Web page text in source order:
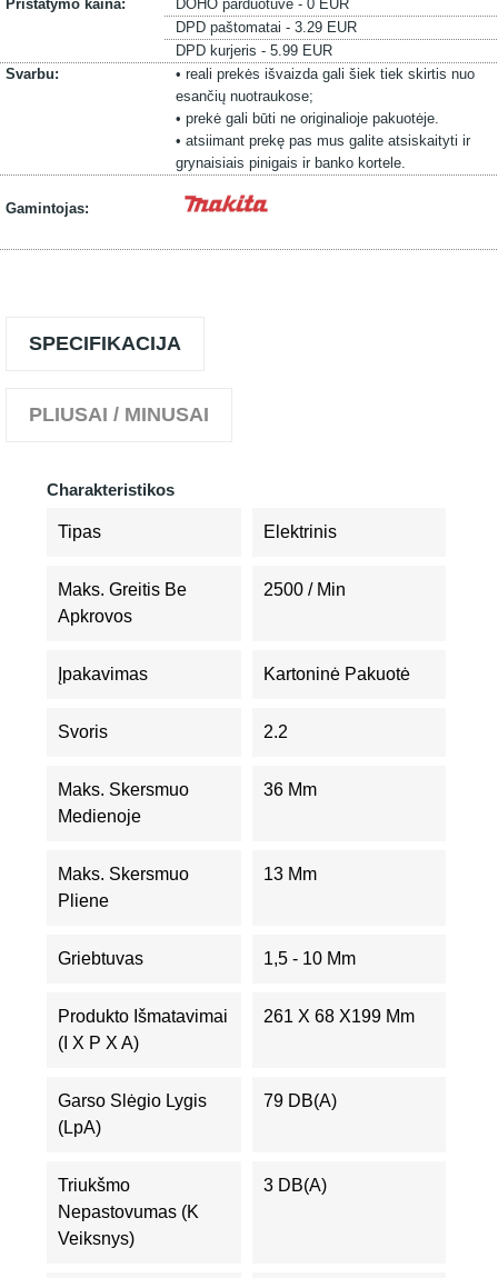
Pristatymo kaina:
DOHO parduotuvė - 0 EUR
DPD paštomatai - 3.29 EUR
DPD kurjeris - 5.99 EUR
Svarbu:
• reali prekės išvaizda gali šiek tiek skirtis nuo
esančių nuotraukose;
• prekė gali būti ne originalioje pakuotėje.
• atsiimant prekę pas mus galite atsiskaityti ir
grynaisiais pinigais ir banko kortele.
Gamintojas:
SPECIFIKACIJA
PLIUSAI / MINUSAI
Charakteristikos
Tipas Elektrinis
Maks. Greitis Be
Apkrovos
2500 / Min
Įpakavimas Kartoninė Pakuotė
Svoris 2.2
Maks. Skersmuo
Medienoje
36 Mm
Maks. Skersmuo
Pliene
13 Mm
Griebtuvas 1,5 - 10 Mm
Produkto Išmatavimai
(I X P X A)
261 X 68 X199 Mm
Garso Slėgio Lygis
(LpA)
79 DB(A)
Triukšmo
Nepastovumas (K
Veiksnys)
3 DB(A)